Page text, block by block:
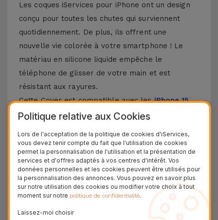
Les coques iServices pour iPhone ont un design
conçu pour toutes les chutes qui surviennent
quotidiennement. De plus, ils offrent une
nouvelle vie colorée à votre smartphone ! Le
matériau en silicone liquide empêche le
téléphone de glisser de votre main et est
résistant aux rayures.
Cette Cover est compatible avec lesiPhone 15,
14, 13, 12, entre autres, ainsi qu'avec le modèle le
Protection à 3 couches avec coques en
silicone
Nos coques en silicone pour iPhone ont une
construction robuste et de qualité, avec une
construction à trois couches, pour éviter au
Politique relative aux Cookies
Lors de l'acceptation de la politique de cookies d'iServices,
vous devez tenir compte du fait que l'utilisation de cookies
permet la personnalisation de l'utilisation et la présentation de
services et d'offres adaptés à vos centres d'intérêt. Vos
données personnelles et les cookies peuvent être utilisés pour
la personnalisation des annonces. Vous pouvez en savoir plus
sur notre utilisation des cookies ou modifier votre choix à tout
moment sur notre politique de confidentialité.
Laissez-moi choisir